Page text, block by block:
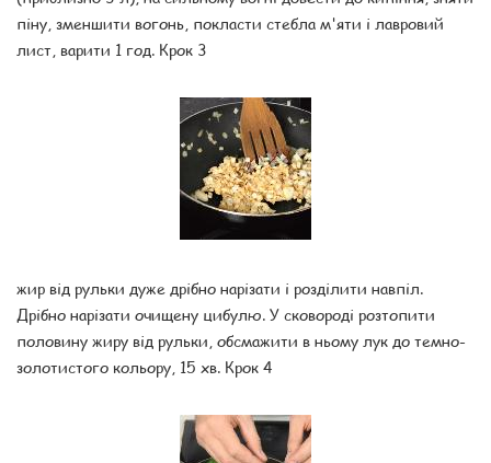
піну, зменшити вогонь, покласти стебла м'яти і лавровий
лист, варити 1 год. Крок 3
жир від рульки дуже дрібно нарізати і розділити навпіл.
Дрібно нарізати очищену цибулю. У сковороді розтопити
половину жиру від рульки, обсмажити в ньому лук до темно-
золотистого кольору, 15 хв. Крок 4